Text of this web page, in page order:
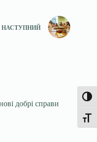
НАСТУПНИЙ
добрі справи